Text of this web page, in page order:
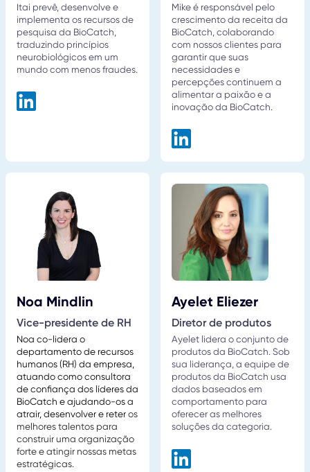
Itai prevê, desenvolve e
implementa os recursos de
pesquisa da BioCatch,
traduzindo princípios
neurobiológicos em um
mundo com menos fraudes.
Mike é responsável pelo
crescimento da receita da
BioCatch, colaborando
com nossos clientes para
garantir que suas
necessidades e
percepções continuem a
alimentar a paixão e a
inovação da BioCatch.
Noa Mindlin
Vice-presidente de RH
Noa co-lidera o
departamento de recursos
humanos (RH) da empresa,
atuando como consultora
de confiança dos líderes da
BioCatch e ajudando-os a
atrair, desenvolver e reteros
melhores talentos para
construir uma organização
forte e atingir nossas metas
estratégicas.
Ayelet Eliezer
Diretor de produtos
Ayelet lidera o conjunto de
produtos da BioCatch. Sob
sua liderança, a equipe de
produtos da BioCatch usa
dados baseados em
comportamento para
oferecer as melhores
soluções da categoria.